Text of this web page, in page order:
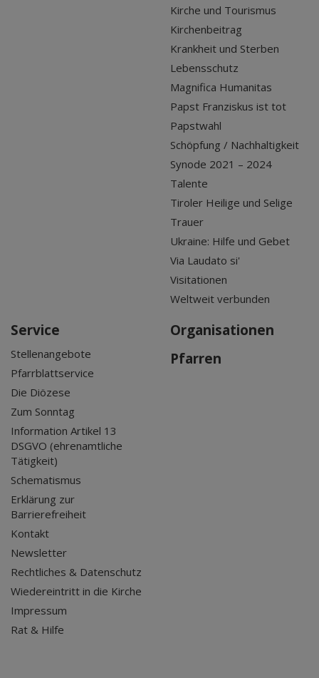
Kirche und Tourismus
Kirchenbeitrag
Krankheit und Sterben
Lebensschutz
Magnifica Humanitas
Papst Franziskus ist tot
Papstwahl
Schöpfung / Nachhaltigkeit
Synode 2021 – 2024
Talente
Tiroler Heilige und Selige
Trauer
Ukraine: Hilfe und Gebet
Via Laudato si'
Visitationen
Weltweit verbunden
Service
Stellenangebote
Pfarrblattservice
Die Diözese
Zum Sonntag
Information Artikel 13
DSGVO (ehrenamtliche
Tätigkeit)
Schematismus
Erklärung zur
Barrierefreiheit
Kontakt
Newsletter
Rechtliches & Datenschutz
Wiedereintritt in die Kirche
Impressum
Rat & Hilfe
Organisationen
Pfarren